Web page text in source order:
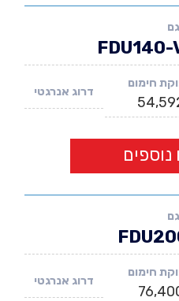
FDU140-
חימום
דרוג אנרגטי
חימום
דרוג אנרגטי